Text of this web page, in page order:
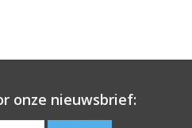
onze nieuwsbrief: